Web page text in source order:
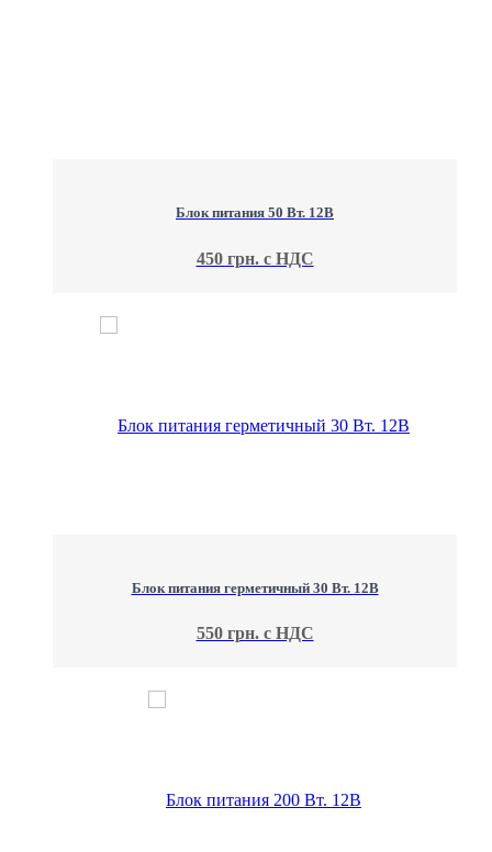
Блок питания 50 Вт. 12В
450 грн. с НДС
Блок питания герметичный 30 Вт. 12В
550 грн. с НДС